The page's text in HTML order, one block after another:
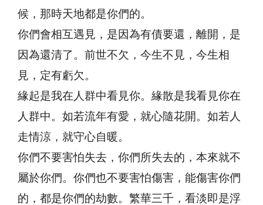
候，那時天地都是你們的。
你們會相互遇見，是因為有債要還，離開，是
因為還清了。前世不欠，今生不見，今生相
見，定有虧欠。
緣起是我在人群中看見你。緣散是我看見你在
人群中。如若流年有愛，就心隨花開。如若人
走情涼，就守心自暖。
你們不要害怕失去，你們所失去的，本來就不
屬於你們。你們也不要害怕傷害，能傷害你們
的，都是你們的劫數。繁華三千，看淡即是浮